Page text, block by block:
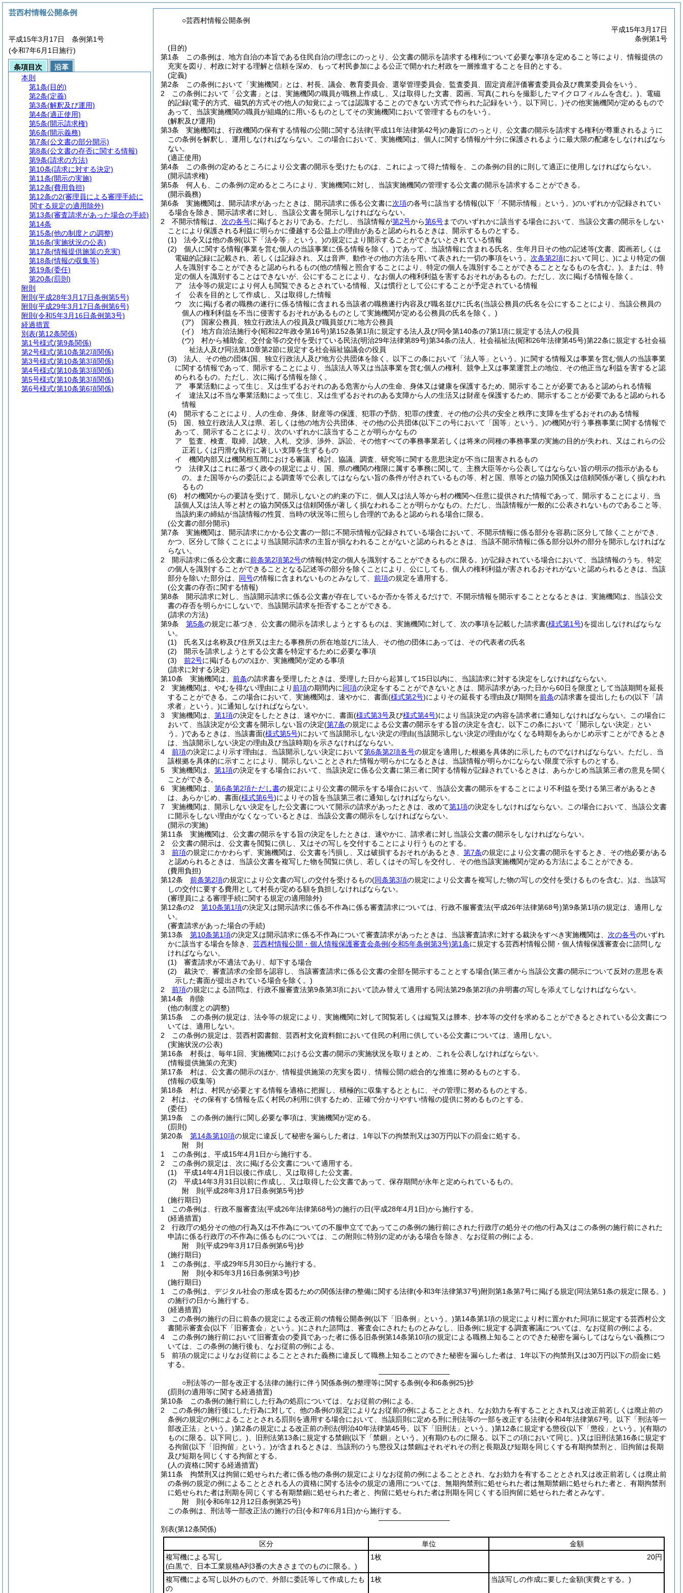
○芸西村情報公開条例
平成15年3月17日
条例第1号
(目的)
第1条
この条例は、地方自治の本旨である住民自治の理念にのっとり、公文書の開示を請求する権利について必要な事項を定めること等により、情報提供の
充実を図り、村政に対する理解と信頼を深め、もって村民参加による公正で開かれた村政を一層推進することを目的とする。
(定義)
第2条
この条例において「実施機関」とは、村長、議会、教育委員会、選挙管理委員会、監査委員、固定資産評価審査委員会及び農業委員会をいう。
2
この条例において「公文書」とは、実施機関の職員が職務上作成し、又は取得した文書、図画、写真(これらを撮影したマイクロフィルムを含む。) 、電磁
的記録(電子的方式、磁気的方式その他人の知覚によっては認識することのできない方式で作られた記録をいう。以下同じ。)その他実施機関が定めるもので
あって、当該実施機関の職員が組織的に用いるものとしてその実施機関において管理するものをいう。
(解釈及び運用)
第3条
実施機関は、行政機関の保有する情報の公開に関する法律(平成11年法律第42号)の趣旨にのっとり、公文書の開示を請求する権利が尊重されるように
この条例を解釈し、運用しなければならない。
この場合において、実施機関は、個人に関する情報が十分に保護されるように最大限の配慮をしなければなら
ない。
(適正使用)
第4条
この条例の定めるところにより公文書の開示を受けたものは、これによって得た情報を、この条例の目的に則して適正に使用しなければならない。
(開示請求権)
第5条
何人も、この条例の定めるところにより、実施機関に対し、当該実施機関の管理する公文書の開示を請求することができる。
(開示義務)
第6条
実施機関は、開示請求があったときは、開示請求に係る公文書に次項の各号に該当する情報(以下「不開示情報」という。)のいずれかが記録されてい
る場合を除き、開示請求者に対し、当該公文書を開示しなければならない。
2
不開示情報は、 次の各号に掲げるとおりである。 ただし、当該情報が第2号から第6号までのいずれかに該当する場合において、当該公文書の開示をしない
ことにより保護される利益に明らかに優越する公益上の理由があると認められるときは、開示するものとする。
(1)
法令又は他の条例(以下「法令等」という。)の規定により開示することができないとされている情報
(2)
個人に関する情報(事業を営む個人の当該事業に係る情報を除く。)であって、当該情報に含まれる氏名、生年月日その他の記述等(文書、図画若しくは
電磁的記録に記載され、若しくは記録され、又は音声、動作その他の方法を用いて表された一切の事項をいう。 次条第2項において同じ。)により特定の個
人を識別することができると認められるもの(他の情報と照合することにより、特定の個人を識別することができることとなるものを含む。)。
または、特
定の個人を識別することはできないが、公にすることにより、なお個人の権利利益を害するおそれがあるもの。 ただし、次に掲げる情報を除く。
ア
法令等の規定により何人も閲覧できるとされている情報、又は慣行として公にすることが予定されている情報
イ
公表を目的として作成し、又は取得した情報
ウ
次に掲げる者の職務の遂行に係る情報に含まれる当該者の職務遂行内容及び職名並びに氏名(当該公務員の氏名を公にすることにより、当該公務員の
個人の権利利益を不当に侵害するおそれがあるものとして実施機関が定める公務員の氏名を除く。)
(ア)
国家公務員、独立行政法人の役員及び職員並びに地方公務員
(イ)
地方自治法施行令(昭和22年政令第16号)第152条第1項に規定する法人及び同令第140条の7第1項に規定する法人の役員
(ウ)
村から補助金、交付金等の交付を受けている民法(明治29年法律第89号)第34条の法人、社会福祉法(昭和26年法律第45号)第22条に規定する社会福
祉法人及び同法第10章第2節に規定する社会福祉協議会の役員
(3)
法人、その他の団体(国、独立行政法人及び地方公共団体を除く。以下この条において「法人等」という。)に関する情報又は事業を営む個人の当該事業
に関する情報であって、開示することにより、当該法人等又は当該事業を営む個人の権利、競争上又は事業運営上の地位、その他正当な利益を害すると認
められるもの。 ただし、次に掲げる情報を除く。
ア
事業活動によって生じ、又は生ずるおそれのある危害から人の生命、身体又は健康を保護するため、開示することが必要であると認められる情報
イ
違法又は不当な事業活動によって生じ、又は生ずるおそれのある支障から人の生活又は財産を保護するため、開示することが必要であると認められる
情報
(4)
開示することにより、人の生命、身体、財産等の保護、犯罪の予防、犯罪の捜査、その他の公共の安全と秩序に支障を生ずるおそれのある情報
(5)
国、独立行政法人又は県、若しくは他の地方公共団体、その他の公共団体(以下この号において「国等」という。)の機関が行う事務事業に関する情報で
あって、開示することにより、次のいずれかに該当することが明らかなもの
ア
監査、検査、取締、試験、入札、交渉、渉外、訴訟、その他すべての事務事業若しくは将来の同種の事務事業の実施の目的が失われ、又はこれらの公
正若しくは円滑な執行に著しい支障を生ずるもの
イ
機関内部又は機関相互間における審議、検討、協議、調査、研究等に関する意思決定が不当に阻害されるもの
ウ
法律又はこれに基づく政令の規定により、国、県の機関の権限に属する事務に関して、主務大臣等から公表してはならない旨の明示の指示があるも
の。
また国等からの委託による調査等で公表してはならない旨の条件が付されているもの等、村と国、県等との協力関係又は信頼関係が著しく損なわれ
るもの
(6)
村の機関からの要請を受けて、開示しないとの約束の下に、個人又は法人等から村の機関へ任意に提供された情報であって、開示することにより、当
該個人又は法人等と村との協力関係又は信頼関係が著しく損なわれることが明らかなもの。 ただし、当該情報が一般的に公表されないものであること等、
当該約束の締結が当該情報の性質、当時の状況等に照らし合理的であると認められる場合に限る。
(公文書の部分開示)
第7条
実施機関は、開示請求にかかる公文書の一部に不開示情報が記録されている場合において、不開示情報に係る部分を容易に区分して除くことができ、
かつ、区分して除くことにより当該開示請求の主旨が損なわれることがないと認められるときは、当該不開示情報に係る部分以外の部分を開示しなければな
らない。
2
開示請求に係る公文書に前条第2項第2号の情報(特定の個人を識別することができるものに限る。)が記録されている場合において、当該情報のうち、特定
の個人を識別することができることとなる記述等の部分を除くことにより、公にしても、個人の権利利益が害されるおそれがないと認められるときは、当該
部分を除いた部分は、 同号の情報に含まれないものとみなして、 前項の規定を適用する。
(公文書の存否に関する情報)
第8条
開示請求に対し、当該開示請求に係る公文書が存在しているか否かを答えるだけで、不開示情報を開示することとなるときは、実施機関は、当該公文
書の存否を明らかにしないで、当該開示請求を拒否することができる。
(請求の方法)
第9条
第5条の規定に基づき、公文書の開示を請求しようとするものは、実施機関に対して、次の事項を記載した請求書(様式第1号)を提出しなければならな
い。
(1)
氏名又は名称及び住所又は主たる事務所の所在地並びに法人、その他の団体にあっては、その代表者の氏名
(2)
開示を請求しようとする公文書を特定するために必要な事項
(3)
前2号に掲げるもののほか、実施機関が定める事項
(請求に対する決定)
第10条
実施機関は、 前条の請求書を受理したときは、受理した日から起算して15日以内に、当該請求に対する決定をしなければならない。
2
実施機関は、やむを得ない理由により前項の期間内に同項の決定をすることができないときは、開示請求があった日から60日を限度として当該期間を延長
することができる。
この場合において、実施機関は、速やかに、書面(様式第2号)によりその延長する理由及び期間を前条の請求書を提出したもの(以下「請
求者」という。)に通知しなければならない。
3
実施機関は、 第1項の決定をしたときは、速やかに、書面(様式第3号及び様式第4号)により当該決定の内容を請求者に通知しなければならない。
この場合に
おいて、当該決定が公文書を開示しない旨の決定(第7条の規定による公文書の開示をする旨の決定を含む。以下この条において「開示しない決定」とい
う。)であるときは、当該書面(様式第5号)において当該開示しない決定の理由(当該開示しない決定の理由がなくなる時期をあらかじめ示すことができるとき
は、当該開示しない決定の理由及び当該時期)を示さなければならない。
4
前項の決定により示す理由は、当該開示しない決定において第6条第2項各号の規定を適用した根拠を具体的に示したものでなければならない。 ただし、当
該根拠を具体的に示すことにより、開示しないこととされた情報が明らかになるときは、当該情報が明らかにならない限度で示すものとする。
5
実施機関は、 第1項の決定をする場合において、当該決定に係る公文書に第三者に関する情報が記録されているときは、あらかじめ当該第三者の意見を聞く
ことができる。
6
実施機関は、 第6条第2項ただし書の規定により公文書の開示をする場合において、当該公文書の開示をすることにより不利益を受ける第三者があるとき
は、あらかじめ、書面(様式第6号)によりその旨を当該第三者に通知しなければならない。
7
実施機関は、開示しない決定をした公文書について開示の請求があったときは、改めて第1項の決定をしなければならない。
この場合において、当該公文書
に開示をしない理由がなくなっているときは、当該公文書の開示をしなければならない。
(開示の実施)
第11条
実施機関は、公文書の開示をする旨の決定をしたときは、速やかに、請求者に対し当該公文書の開示をしなければならない。
2
公文書の開示は、公文書を閲覧に供し、又はその写しを交付することにより行うものとする。
3
前項の規定にかかわらず、実施機関は、公文書を汚損し、又は破損するおそれがあるとき、 第7条の規定により公文書の開示をするとき、その他必要がある
と認められるときは、当該公文書を複写した物を閲覧に供し、若しくはその写しを交付し、その他当該実施機関が定める方法によることができる。
(費用負担)
第12条
前条第2項の規定により公文書の写しの交付を受けるもの(同条第3項の規定により公文書を複写した物の写しの交付を受けるものを含む。)は、当該写
しの交付に要する費用として村長が定める額を負担しなければならない。
(審理員による審理手続に関する規定の適用除外)
第12条の2
第10条第1項の決定又は開示請求に係る不作為に係る審査請求については、行政不服審査法(平成26年法律第68号)第9条第1項の規定は、適用しな
い。
(審査請求があった場合の手続)
第13条
第10条第1項の決定又は開示請求に係る不作為について審査請求があったときは、当該審査請求に対する裁決をすべき実施機関は、 次の各号のいずれ
かに該当する場合を除き、 芸西村情報公開・個人情報保護審査会条例(令和5年条例第3号)第1条に規定する芸西村情報公開・個人情報保護審査会に諮問しな
ければならない。
(1)
審査請求が不適法であり、却下する場合
(2)
裁決で、審査請求の全部を認容し、当該審査請求に係る公文書の全部を開示することとする場合(第三者から当該公文書の開示について反対の意思を表
示した書面が提出されている場合を除く。)
2
前項の規定による諮問は、行政不服審査法第9条第3項において読み替えて適用する同法第29条第2項の弁明書の写しを添えてしなければならない。
第14条
削除
(他の制度との調整)
第15条
この条例の規定は、法令等の規定により、実施機関に対して閲覧若しくは縦覧又は謄本、抄本等の交付を求めることができるとされている公文書につ
いては、適用しない。
2
この条例の規定は、芸西村図書館、芸西村文化資料館において住民の利用に供している公文書については、適用しない。
(実施状況の公表)
第16条
村長は、毎年1回、実施機関における公文書の開示の実施状況を取りまとめ、これを公表しなければならない。
(情報提供施策の充実)
第17条
村は、公文書の開示のほか、情報提供施策の充実を図り、情報公開の総合的な推進に努めるものとする。
(情報の収集等)
第18条
村は、村民が必要とする情報を適格に把握し、積極的に収集するとともに、その管理に努めるものとする。
2
村は、その保有する情報を広く村民の利用に供するため、正確で分かりやすい情報の提供に努めるものとする。
(委任)
第19条
この条例の施行に関し必要な事項は、実施機関が定める。
(罰則)
第20条
第14条第10項の規定に違反して秘密を漏らした者は、1年以下の拘禁刑又は30万円以下の罰金に処する。
附 則
1
この条例は、平成15年4月1日から施行する。
2
この条例の規定は、次に掲げる公文書について適用する。
(1)
平成14年4月1日以後に作成し、又は取得した公文書。
(2)
平成14年3月31日以前に作成し、又は取得した公文書であって、保存期間が永年と定められているもの。
附 則(平成28年3月17日条例第5号)抄
(施行期日)
1
この条例は、行政不服審査法(平成26年法律第68号)の施行の日(平成28年4月1日)から施行する。
(経過措置)
2
行政庁の処分その他の行為又は不作為についての不服申立てであってこの条例の施行前にされた行政庁の処分その他の行為又はこの条例の施行前にされた
申請に係る行政庁の不作為に係るものについては、この附則に特別の定めがある場合を除き、なお従前の例による。
附 則(平成29年3月17日条例第6号)抄
(施行期日)
1
この条例は、平成29年5月30日から施行する。
附 則(令和5年3月16日条例第3号)抄
(施行期日)
1
この条例は、デジタル社会の形成を図るための関係法律の整備に関する法律(令和3年法律第37号)附則第1条第7号に掲げる規定(同法第51条の規定に限る。)
の施行の日から施行する。
(経過措置)
3
この条例の施行の日に前条の規定による改正前の情報公開条例(以下「旧条例」という。)第14条第1項の規定により村に置かれた同項に規定する芸西村公文
書開示審査会(以下「旧審査会」という。)にされた諮問は、審査会にされたものとみなし、旧条例に規定する調査審議については、なお従前の例による。
4
この条例の施行前において旧審査会の委員であった者に係る旧条例第14条第10項の規定による職務上知ることのできた秘密を漏らしてはならない義務につ
いては、この条例の施行後も、なお従前の例による。
5
前項の規定によりなお従前によることとされた義務に違反して職務上知ることのできた秘密を漏らした者は、1年以下の拘禁刑又は30万円以下の罰金に処
する。
――――――――――
○刑法等の一部を改正する法律の施行に伴う関係条例の整理等に関する条例(令和6条例25)抄
(罰則の適用等に関する経過措置)
第10条
この条例の施行前にした行為の処罰については、なお従前の例による。
2
この条例の施行後にした行為に対して、他の条例の規定によりなお従前の例によることとされ、なお効力を有することとされ又は改正前若しくは廃止前の
条例の規定の例によることとされる罰則を適用する場合において、当該罰則に定める刑に刑法等の一部を改正する法律(令和4年法律第67号。以下「刑法等一
部改正法」という。)第2条の規定による改正前の刑法(明治40年法律第45号。以下「旧刑法」という。)第12条に規定する懲役(以下「懲役」という。)(有期の
ものに限る。以下同じ。) 、旧刑法第13条に規定する禁錮(以下「禁錮」という。)(有期のものに限る。以下この項において同じ。)又は旧刑法第16条に規定す
る拘留(以下「旧拘留」という。)が含まれるときは、当該刑のうち懲役又は禁錮はそれぞれその刑と長期及び短期を同じくする有期拘禁刑と、旧拘留は長期
及び短期を同じくする拘留とする。
(人の資格に関する経過措置)
第11条
拘禁刑又は拘留に処せられた者に係る他の条例の規定によりなお従前の例によることとされ、なお効力を有することとされ又は改正前若しくは廃止前
の条例の規定の例によることとされる人の資格に関する法令の規定の適用については、無期拘禁刑に処せられた者は無期禁錮に処せられた者と、有期拘禁刑
に処せられた者は刑期を同じくする有期禁錮に処せられた者と、拘留に処せられた者は刑期を同じくする旧拘留に処せられた者とみなす。
附 則(令和6年12月12日条例第25号)
この条例は、刑法等一部改正法の施行の日(令和7年6月1日)から施行する。
――――――――――
別表(第12条関係)
区分
単位
金額
複写機による写し
(白黒で、日本工業規格A列3番の大きさまでのものに限る。)
1枚 20円
複写機による写し以外のもので、外部に委託等して作成したも
の
1枚 当該写しの作成に要した金額(実費とする。)
芸西村情報公開条例
平成15年3月17日 条例第1号
(令和7年6月1日施行)
条項目次
沿革
本則
第1条(目的)
第2条(定義)
第3条(解釈及び運用)
第4条(適正使用)
第5条(開示請求権)
第6条(開示義務)
第7条(公文書の部分開示)
第8条(公文書の存否に関する情報)
第9条(請求の方法)
第10条(請求に対する決定)
第11条(開示の実施)
第12条(費用負担)
第12条の2(審理員による審理手続に
関する規定の適用除外)
第13条(審査請求があった場合の手続)
第14条
第15条(他の制度との調整)
第16条(実施状況の公表)
第17条(情報提供施策の充実)
第18条(情報の収集等)
第19条(委任)
第20条(罰則)
附則
附則 (平成28年3月17日条例第5号)
附則 (平成29年3月17日条例第6号)
附則 (令和5年3月16日条例第3号)
経過措置
別表(第12条関係)
第1号様式(第9条関係)
第2号様式(第10条第2項関係)
第3号様式(第10条第3項関係)
第4号様式(第10条第3項関係)
第5号様式(第10条第3項関係)
第6号様式(第10条第6項関係)